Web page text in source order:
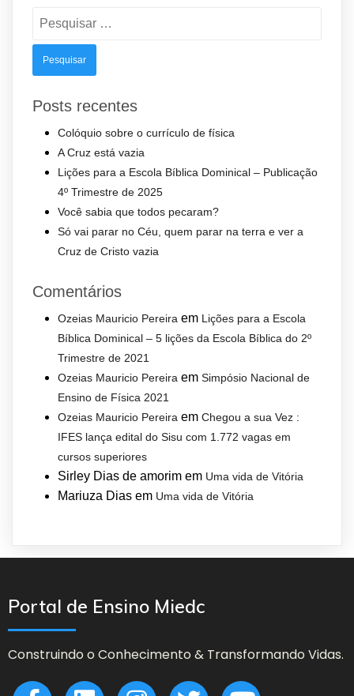
por:
Posts recentes
Colóquio sobre o currículo de física
A Cruz está vazia
Lições para a Escola Bíblica Dominical – Publicação
4º Trimestre de 2025
Você sabia que todos pecaram?
Só vai parar no Céu, quem parar na terra e ver a
Cruz de Cristo vazia
Comentários
Ozeias Mauricio Pereira em Lições para a Escola
Bíblica Dominical – 5 lições da Escola Bíblica do 2º
Trimestre de 2021
Ozeias Mauricio Pereira em Simpósio Nacional de
Ensino de Física 2021
Ozeias Mauricio Pereira em Chegou a sua Vez :
IFES lança edital do Sisu com 1.772 vagas em
cursos superiores
Sirley Dias de amorim em Uma vida de Vitória
Mariuza Dias em Uma vida de Vitória
Portal de Ensino Miedc
Construindo o Conhecimento & Transformando Vidas.